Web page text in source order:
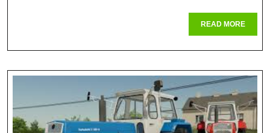
Und
READ MOREREAD
MORE